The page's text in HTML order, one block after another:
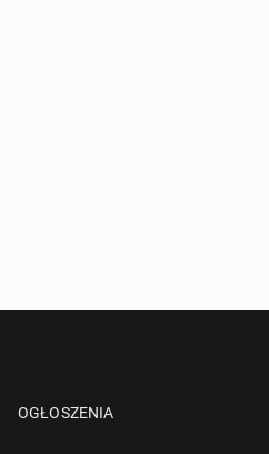
OGŁOSZENIA